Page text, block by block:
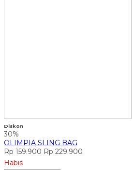
Diskon
30%
OLIMPIA SLING BAG
Rp 159.900 Rp 229.900
Habis